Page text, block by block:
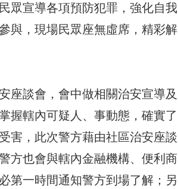
眾宣導各項預防犯罪，強化自我
與，現場民眾座無虛席，精彩解
座談會，會中做相關治安宣導及
握轄內可疑人、事動態，確實了
害，此次警方藉由社區治安座談
方也會與轄內金融機構、便利商
第一時間通知警方到場了解；另